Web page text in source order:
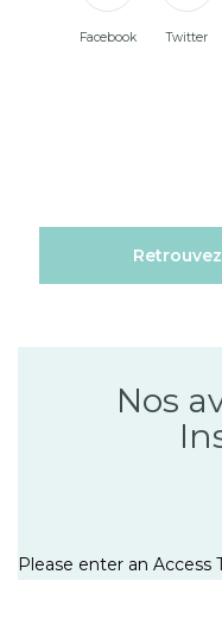
Facebook Twitter
Nos
Please enter an Access